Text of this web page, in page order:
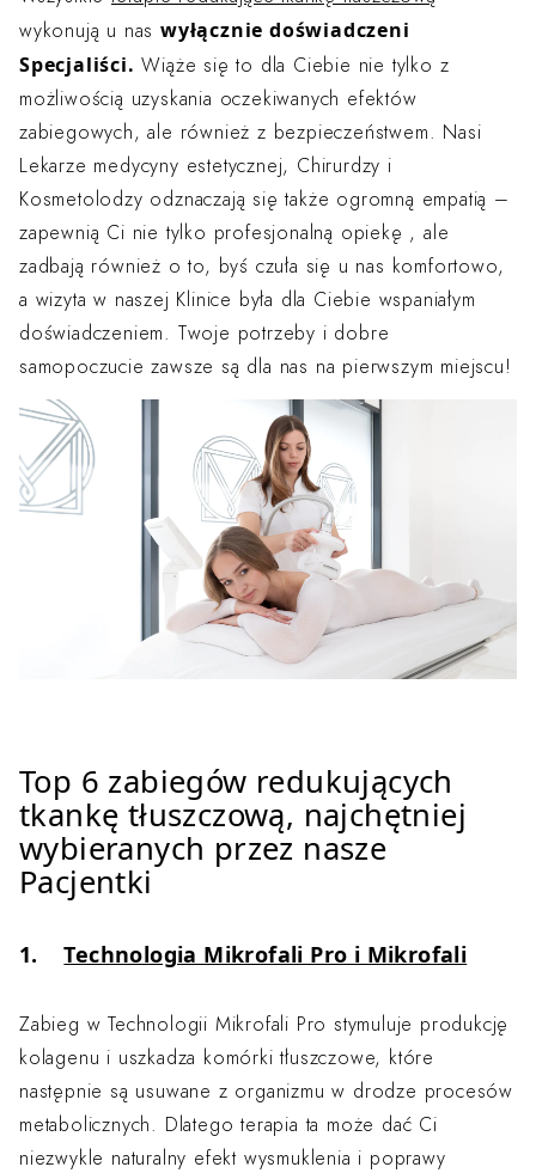
wykonują u naswyłącznie doświadczeni
Specjaliści. Wiąże się to dla Ciebie nie tylko z
możliwością uzyskania oczekiwanych efektów
zabiegowych, ale również z bezpieczeństwem. Nasi
Lekarze medycyny estetycznej, Chirurdzy i
Kosmetolodzy odznaczają się także ogromną empatią –
zapewnią Ci nie tylko profesjonalną opiekę , ale
zadbają również o to, byś czuła się u nas komfortowo,
a wizyta w naszej Klinice była dla Ciebie wspaniałym
doświadczeniem. Twoje potrzeby i dobre
samopoczucie zawsze są dla nas na pierwszym miejscu!
Top 6 zabiegów redukujących
tkankę tłuszczową, najchętniej
wybieranych przez nasze
Pacjentki
1.Technologia Mikrofali Pro i Mikrofali
Zabieg w Technologii Mikrofali Pro stymuluje produkcję
kolagenu i uszkadza komórki tłuszczowe, które
następnie są usuwane z organizmu w drodze procesów
metabolicznych. Dlatego terapia ta może dać Ci
niezwykle naturalny efekt wysmuklenia i poprawy